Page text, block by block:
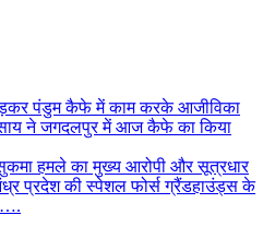
पंडुम कैफे में काम करके आजीविका
ने जगदलपुर में आज कैफे का किया
हमले का मुख्य आरोपी और सूत्रधार
प्रदेश की स्पेशल फोर्स ग्रैंडहाउंड्स के